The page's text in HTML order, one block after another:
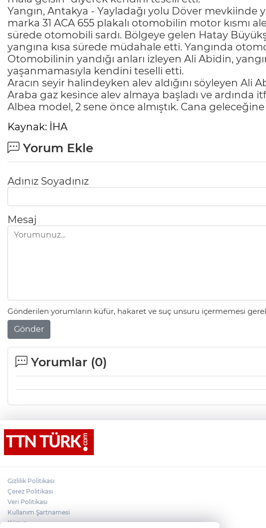
Yangın, Antakya - Yayladağı yolu Döver mevkiinde
marka 31 ACA 655 plakalı otomobilin motor kısmı
sürede otomobili sardı. Bölgeye gelen Hatay
yangına kısa sürede müdahale etti. Yangında
Otomobilinin yandığı anları izleyen Ali Abidin,
yaşanmamasıyla kendini teselli etti.
Aracın seyir halindeyken alev aldığını söyleyen Ali
Araba gaz kesince alev almaya başladı ve ardında
Albea model, 2 sene önce almıştık. Cana
Kaynak: İHA
Yorum Ekle
Adınız Soyadınız
Mesaj
Gönderilen yorumların küfür, hakaret ve suç unsuru içermemesi
Gönder
Yorumlar (0)
Gizlilik Politikası
Çerez Politikası
Veri Politikası
Kullanım Şartnamesi
Künye